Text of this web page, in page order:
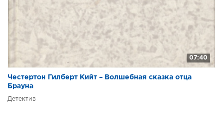
07:40
Честертон Гилберт Кийт – Волшебная сказка отца
Брауна
Детектив